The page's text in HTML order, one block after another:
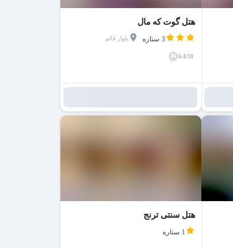
هتل گوت که مال
3 ستاره بلوار قائم
6.4/10
هتل سنتی ترنج
1 ستاره